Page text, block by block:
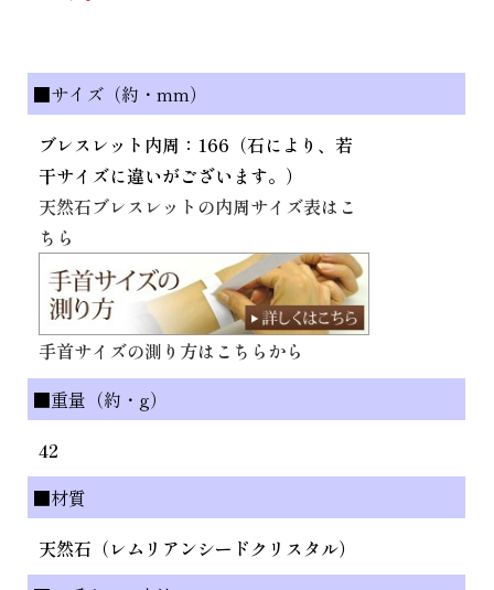
■サイズ（約・mm）
ブレスレット内周：166（石により、若
干サイズに違いがございます。）
天然石ブレスレットの内周サイズ表はこ
ちら
手首サイズの測り方はこちらから
■重量（約・g）
42
■材質
天然石（レムリアンシードクリスタル）